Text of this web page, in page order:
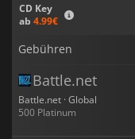
CD Key
ab 4.99€
Gebühren
Battle.net
Battle.net · Global
500 Platinum